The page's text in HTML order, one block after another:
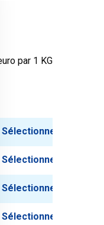
par 1 KG
Sélectionner
Sélectionner
Sélectionner
Sélectionner